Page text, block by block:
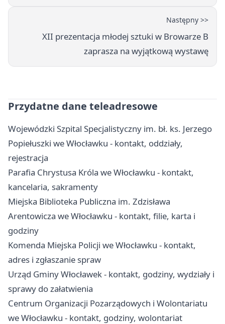
Następny >>
XII prezentacja młodej sztuki w Browarze B
zaprasza na wyjątkową wystawę
Przydatne dane teleadresowe
Wojewódzki Szpital Specjalistyczny im. bł. ks. Jerzego
Popiełuszki we Włocławku - kontakt, oddziały,
rejestracja
Parafia Chrystusa Króla we Włocławku - kontakt,
kancelaria, sakramenty
Miejska Biblioteka Publiczna im. Zdzisława
Arentowicza we Włocławku - kontakt, filie, karta i
godziny
Komenda Miejska Policji we Włocławku - kontakt,
adres i zgłaszanie spraw
Urząd Gminy Włocławek - kontakt, godziny, wydziały i
sprawy do załatwienia
Centrum Organizacji Pozarządowych i Wolontariatu
we Włocławku - kontakt, godziny, wolontariat